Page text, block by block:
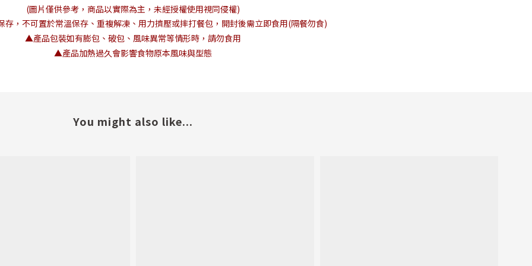
(圖片僅供參考，商品以實際為主，未經授權使用視同侵權)
，不可置於常溫保存、重複解凍、用力擠壓或摔打餐包，開封後需立即食用(隔餐勿食)
▲產品包裝如有膨包、破包、風味異常等情形時，請勿食用
▲產品加熱過久會影響食物原本風味與型態
You might also like...